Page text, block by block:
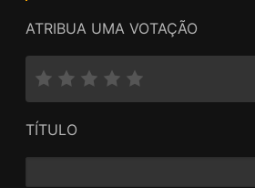
ATRIBUA UMA VOTAÇÃO
TÍTULO